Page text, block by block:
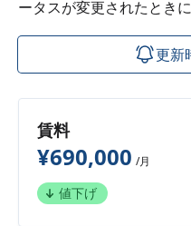
ータスが変更されたとき
更新
賃料
¥690,000 /月
値下げ